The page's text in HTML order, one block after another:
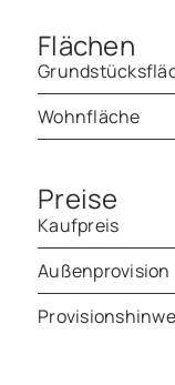
Flächen
Wohnfläche
Preise
Kaufpreis
Außenprovision